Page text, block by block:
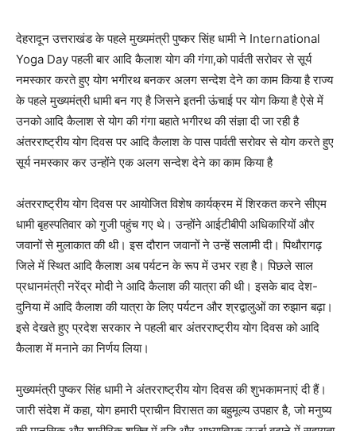
देहरादून उत्तराखंड के पहले मुख्यमंत्री पुष्कर सिंह धामी ने International
Yoga Day पहली बार आदि कैलाश योग की गंगा,को पार्वती सरोवर से सूर्य
नमस्कार करते हुए योग भगीरथ बनकर अलग सन्देश देने का काम किया है राज्य
के पहले मुख्यमंत्री धामी बन गए है जिसने इतनी ऊंचाई पर योग किया है ऐसे में
उनको आदि कैलाश से योग की गंगा बहाते भगीरथ की संज्ञा दी जा रही है
अंतरराष्ट्रीय योग दिवस पर आदि कैलाश के पास पार्वती सरोवर से योग करते हुए
सूर्य नमस्कार कर उन्होंने एक अलग सन्देश देने का काम किया है
अंतरराष्ट्रीय योग दिवस पर आयोजित विशेष कार्यक्रम में शिरकत करने सीएम
धामी बृहस्पतिवार को गुजी पहुंच गए थे। उन्होंने आईटीबीपी अधिकारियों और
जवानों से मुलाकात की थी। इस दौरान जवानों ने उन्हें सलामी दी। पिथौरागढ़
जिले में स्थित आदि कैलाश अब पर्यटन के रूप में उभर रहा है। पिछले साल
प्रधानमंत्री नरेंद्र मोदी ने आदि कैलाश की यात्रा की थी। इसके बाद देश-
दुनिया में आदि कैलाश की यात्रा के लिए पर्यटन और श्रद्वालुओं का रुझान बढ़ा।
इसे देखते हुए प्रदेश सरकार ने पहली बार अंतरराष्ट्रीय योग दिवस को आदि
कैलाश में मनाने का निर्णय लिया।
मुख्यमंत्री पुष्कर सिंह धामी ने अंतरराष्ट्रीय योग दिवस की शुभकामनाएं दी हैं।
जारी संदेश में कहा, योग हमारी प्राचीन विरासत का बहुमूल्य उपहार है, जो मनुष्य